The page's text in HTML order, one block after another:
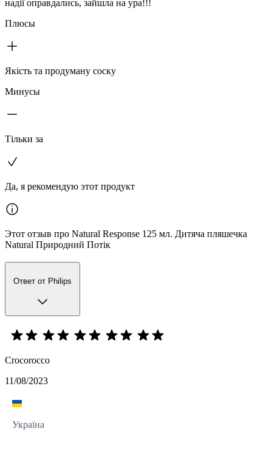
надії оправдались, зайшла на ура!!!
Плюсы
Якість та продуману соску
Минусы
Тільки за
Да, я рекомендую этот продукт
Этот отзыв про Natural Response 125 мл. Дитяча пляшечка
Natural Природний Потік
Ответ от Philips
Crocorocco
11/08/2023
Україна